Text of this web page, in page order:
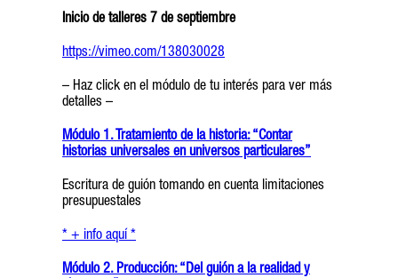
Inicio de talleres 7 de septiembre
https://vimeo.com/138030028
– Haz click en el módulo de tu interés para ver más
detalles –
Módulo 1. Tratamiento de la historia: “Contar
historias universales en universos particulares”
Escritura de guión tomando en cuenta limitaciones
presupuestales
* + info aquí *
Módulo 2. Producción: “Del guión a la realidad y